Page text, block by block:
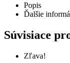
Popis
Ďalšie
Súvisiace
Zľava!